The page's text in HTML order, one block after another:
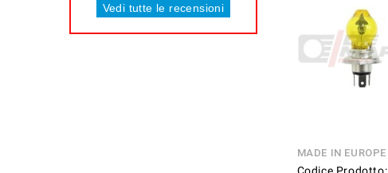
Vedi tutte le recensioni
MADE IN EUROPE